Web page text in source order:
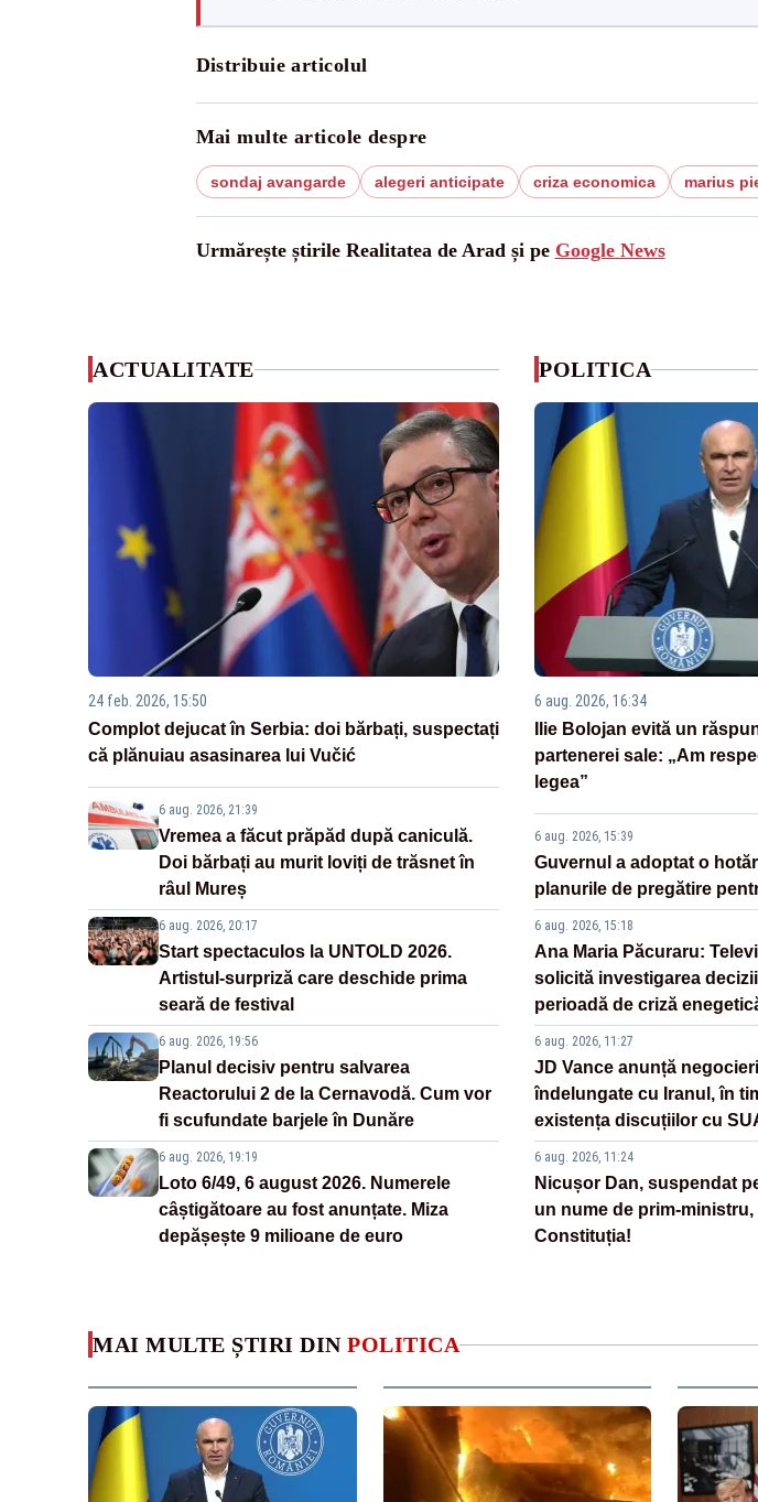
Distribuie articolul
Mai multe articole despre
sondaj avangarde alegeri anticipate criza economica marius
Urmărește știrile Realitatea de Arad și pe Google News
ACTUALITATE
24 feb. 2026, 15:50
Complot dejucat în Serbia: doi bărbați, suspectați
că plănuiau asasinarea lui Vučić
6 aug. 2026, 21:39
Vremea a făcut prăpăd după caniculă.
Doi bărbați au murit loviți de trăsnet în
râul Mureș
6 aug. 2026, 20:17
Start spectaculos la UNTOLD 2026.
Artistul-surpriză care deschide prima
seară de festival
6 aug. 2026, 19:56
Planul decisiv pentru salvarea
Reactorului 2 de la Cernavodă. Cum vor
fi scufundate barjele în Dunăre
6 aug. 2026, 19:19
Loto 6/49, 6 august 2026. Numerele
câștigătoare au fost anunțate. Miza
depășește 9 milioane de euro
POLITICA
6 aug. 2026, 16:34
Ilie Bolojan evită un
partenerei sale: „Am
legea”
6 aug. 2026, 15:39
Guvernul a adoptat o
planurile de pregătire
6 aug. 2026, 15:18
Ana Maria Păcuraru:
solicită investigarea
perioadă de criză
6 aug. 2026, 11:27
JD Vance anunță
îndelungate cu Iranul, în
existența discuțiilor cu
6 aug. 2026, 11:24
Nicușor Dan, suspendat
un nume de prim-
Constituția!
MAI MULTE ȘTIRI DIN POLITICA